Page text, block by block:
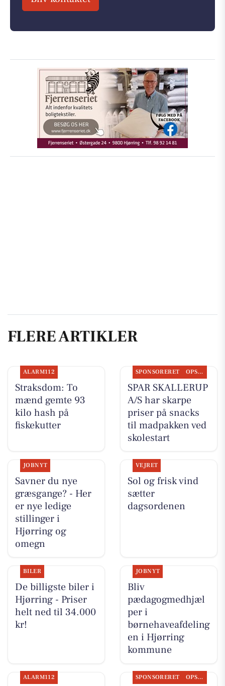
FLERE ARTIKLER
ALARM112
Straksdom: To
mænd gemte 93
kilo hash på
fiskekutter
SPONSORERET OPSLAGSTAVLEN
SPAR SKALLERUP
A/S har skarpe
priser på snacks
til madpakken ved
skolestart
JOBNYT
Savner du nye
græsgange? - Her
er nye ledige
stillinger i
Hjørring og
omegn
VEJRET
Sol og frisk vind
sætter
dagsordenen
BILER
De billigste biler i
Hjørring - Priser
helt ned til 34.000
kr!
JOBNYT
Bliv
pædagogmedhjæl
per i
børnehaveafdeling
en i Hjørring
kommune
ALARM112 SPONSORERET OPSLAGSTAVLEN